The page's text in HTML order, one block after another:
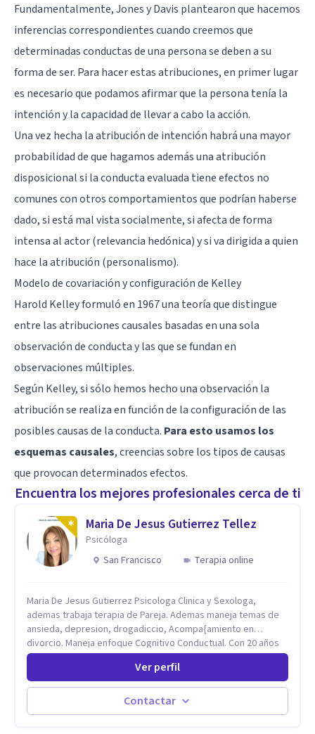
Fundamentalmente, Jones y Davis plantearon que hacemos
inferencias correspondientes cuando creemos que
determinadas conductas de una persona se deben a su
forma de ser. Para hacer estas atribuciones, en primer lugar
es necesario que podamos afirmar que la persona tenía la
intención y la capacidad de llevar a cabo la acción.
Una vez hecha la atribución de intención habrá una mayor
probabilidad de que hagamos además una atribución
disposicional si la conducta evaluada tiene efectos no
comunes con otros comportamientos que podrían haberse
dado, si está mal vista socialmente, si afecta de forma
intensa al actor (relevancia hedónica) y si va dirigida a quien
hace la atribución (personalismo).
Modelo de covariación y configuración de Kelley
Harold Kelley formuló en 1967 una teoría que distingue
entre las atribuciones causales basadas en una sola
observación de conducta y las que se fundan en
observaciones múltiples.
Según Kelley, si sólo hemos hecho una observación la
atribución se realiza en función de la configuración de las
posibles causas de la conducta. Para esto usamos los
esquemas causales, creencias sobre los tipos de causas
que provocan determinados efectos.
Encuentra los mejores profesionales cerca de ti
Maria De Jesus Gutierrez Tellez
Psicóloga
San Francisco
Terapia online
Maria De Jesus Gutierrez Psicologa Clinica y Sexologa,
ademas trabaja terapia de Pareja. Ademas maneja temas de
ansieda, depresion, drogadiccio, Acompa{amiento en
divorcio. Maneja enfoque Cognitivo Conductual. Con 20 años
de experiencia, constantemente capacitandose en las
diferntes areas de la Salud Mental.
Ver perfil
Contactar